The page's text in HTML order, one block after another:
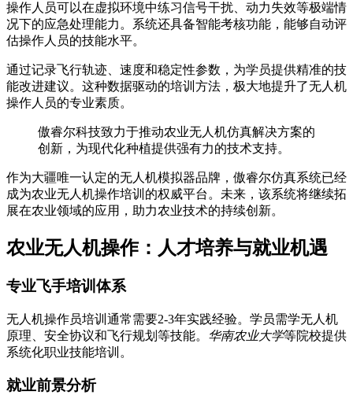
操作人员可以在虚拟环境中练习信号干扰、动力失效等极端情
况下的应急处理能力。系统还具备智能考核功能，能够自动评
估操作人员的技能水平。
通过记录飞行轨迹、速度和稳定性参数，为学员提供精准的技
能改进建议。这种数据驱动的培训方法，极大地提升了无人机
操作人员的专业素质。
傲睿尔科技致力于推动农业无人机仿真解决方案的
创新，为现代化种植提供强有力的技术支持。
作为大疆唯一认定的无人机模拟器品牌，傲睿尔仿真系统已经
成为农业无人机操作培训的权威平台。未来，该系统将继续拓
展在农业领域的应用，助力农业技术的持续创新。
农业无人机操作：人才培养与就业机遇
专业飞手培训体系
无人机操作员培训通常需要2-3年实践经验。学员需学无人机
原理、安全协议和飞行规划等技能。 华南农业大学等院校提供
系统化职业技能培训。
就业前景分析